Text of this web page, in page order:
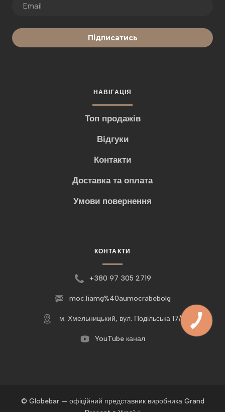
Підписатись
НАВІГАЦІЯ
Топ продажів
Відгуки
Контакти
Доставка та оплата
Умови повернення
КОНТАКТИ
+380 97 305 2719
moc.liamg%40aumocrabebolg
м. Хмельницький, вул. Подільська 17/1
YouTube канал
© Globebar — офіційний представник виробника Grand